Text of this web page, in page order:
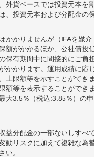
外貨ベースでは投資元本
、投資元本および分配金の
かかりませんが（IFAを媒
額がかかるほか、公社債
保有期間中に間接的にご
かかります。運用成績に
上限額等を示すことがで
額等を表示することがで
大3.5％（税込:3.85％）の
益分配金の一部ないしす
動リスクに加えて複雑な
い。